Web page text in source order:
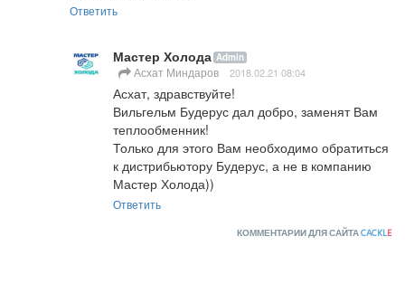
Ответить
Мастер Холода Admin
Асхат Миндаров 2018.02.21 08:04
Асхат, здравствуйте!
Вильгельм Будерус дал добро, заменят Вам
теплообменник!
Только для этого Вам необходимо обратиться
к дистрибьютору Будерус, а не в компанию
Мастер Холода))
Ответить
КОММЕНТАРИИ ДЛЯ САЙТАCACKLE